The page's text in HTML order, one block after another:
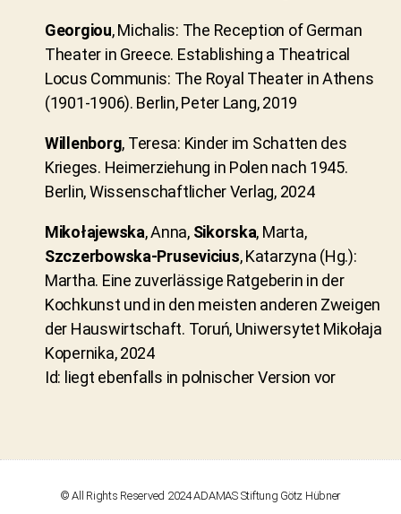
Georgiou, Michalis: The Reception of German
Theater in Greece. Establishing a Theatrical
Locus Communis: The Royal Theater in Athens
(1901-1906). Berlin, Peter Lang, 2019
Willenborg, Teresa: Kinder im Schatten des
Krieges. Heimerziehung in Polen nach 1945.
Berlin, Wissenschaftlicher Verlag, 2024
Mikołajewska, Anna,Sikorska, Marta,
Szczerbowska-Prusevicius, Katarzyna (Hg.):
Martha. Eine zuverlässige Ratgeberin in der
Kochkunst und in den meisten anderen Zweigen
der Hauswirtschaft. Toruń, Uniwersytet Mikołaja
Kopernika, 2024
Id: liegt ebenfalls in polnischer Version vor
© All Rights Reserved 2024 ADAMAS Stiftung Götz Hübner